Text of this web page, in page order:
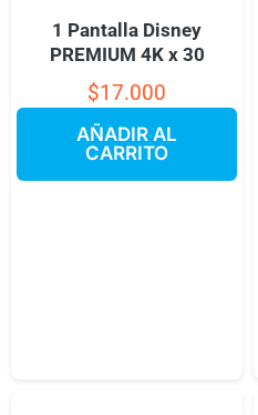
1 Pantalla Disney
PREMIUM 4K x 30
$17.000
AÑADIR AL
CARRITO